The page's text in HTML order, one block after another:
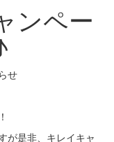
ンペー
せ
が是非、キレイキャ